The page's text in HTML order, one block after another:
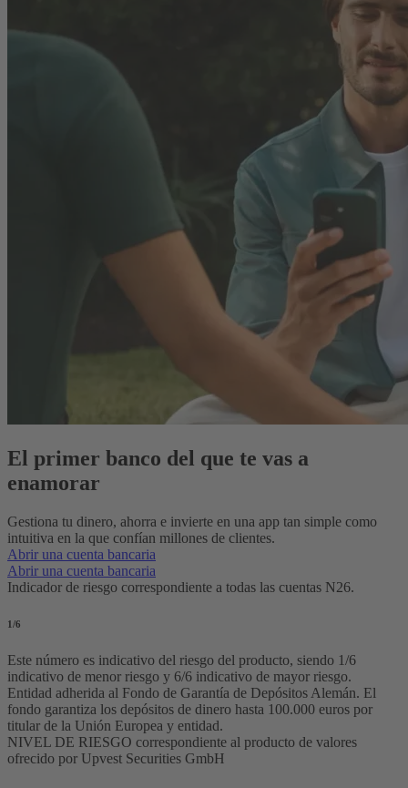
El primer banco del que te vas a
enamorar
Gestiona tu dinero, ahorra e invierte en una app tan simple como
intuitiva en la que confían millones de clientes.
Abrir una cuenta bancaria
Abrir una cuenta bancaria
Indicador de riesgo correspondiente a todas las cuentas N26.
1/6
Este número es indicativo del riesgo del producto, siendo 1/6
indicativo de menor riesgo y 6/6 indicativo de mayor riesgo.
Entidad adherida al Fondo de Garantía de Depósitos Alemán. El
fondo garantiza los depósitos de dinero hasta 100.000 euros por
titular de la Unión Europea y entidad.
NIVEL DE RIESGO correspondiente al producto de valores
ofrecido por Upvest Securities GmbH